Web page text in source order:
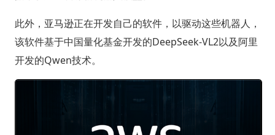
此外，亚马逊正在开发自己的软件，以驱动这些机器人，
该软件基于中国量化基金开发的DeepSeek-VL2以及阿里
开发的Qwen技术。